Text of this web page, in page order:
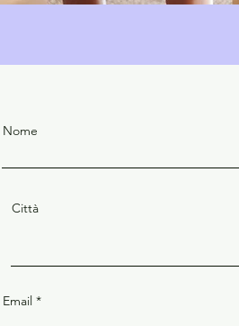
Nome
Città
Email